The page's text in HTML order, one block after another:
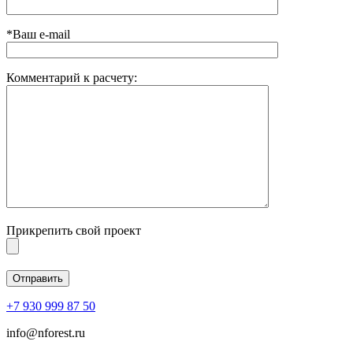
*Ваш e-mail
Комментарий к расчету:
Прикрепить свой проект
+7 930 999 87 50
info@nforest.ru